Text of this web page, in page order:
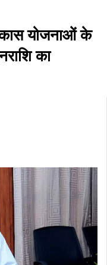
योजनाओं के
का